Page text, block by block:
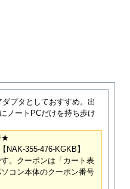
プタとしておすすめ。出
ノートPCだけを持ち歩け
★
NAK-355-476-KGKB】
クーポンは「カート表
コン本体のクーポン番号